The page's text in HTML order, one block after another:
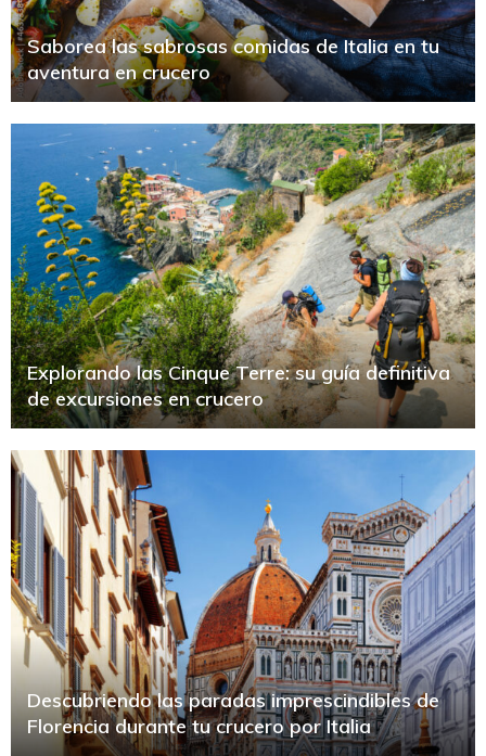
Saborea las sabrosas comidas de Italia en tu
aventura en crucero
Explorando las Cinque Terre: su guía definitiva
de excursiones en crucero
Descubriendo las paradas imprescindibles de
Florencia durante tu crucero por Italia